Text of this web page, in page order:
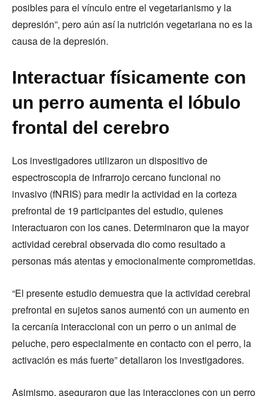
posibles para el vínculo entre el vegetarianismo y la
depresión”, pero aún así la nutrición vegetariana no es la
causa de la depresión.
Interactuar físicamente con
un perro aumenta el lóbulo
frontal del cerebro
Los investigadores utilizaron un dispositivo de
espectroscopia de infrarrojo cercano funcional no
invasivo (fNRIS) para medir la actividad en la corteza
prefrontal de 19 participantes del estudio, quienes
interactuaron con los canes. Determinaron que la mayor
actividad cerebral observada dio como resultado a
personas más atentas y emocionalmente comprometidas.
“El presente estudio demuestra que la actividad cerebral
prefrontal en sujetos sanos aumentó con un aumento en
la cercanía interaccional con un perro o un animal de
peluche, pero especialmente en contacto con el perro, la
activación es más fuerte” detallaron los investigadores.
Asimismo, aseguraron que las interacciones con un perro